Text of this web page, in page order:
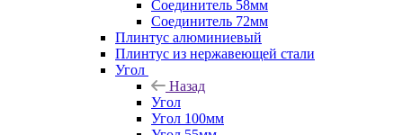
Соединитель 58мм
Соединитель 72мм
Плинтус алюминиевый
Плинтус из нержавеющей стали
Угол
Назад
Угол
Угол 100мм